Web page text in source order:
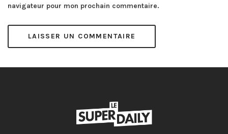
navigateur pour mon prochain commentaire.